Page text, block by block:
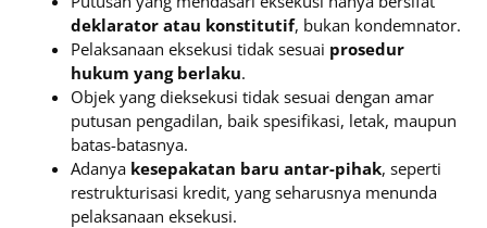
deklarator atau konstitutif, bukan kondemnator.
Pelaksanaan eksekusi tidak sesuai prosedur
hukum yang berlaku.
Objek yang dieksekusi tidak sesuai dengan amar
putusan pengadilan, baik spesifikasi, letak, maupun
batas-batasnya.
Adanya kesepakatan baru antar-pihak, seperti
restrukturisasi kredit, yang seharusnya menunda
pelaksanaan eksekusi.